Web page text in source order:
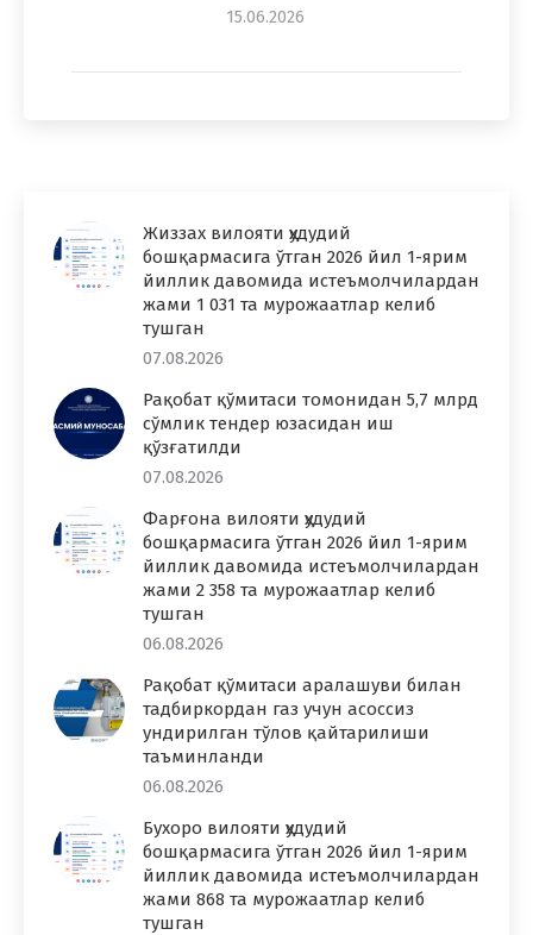
15.06.2026
Жиззах вилояти ҳудудий
бошқармасига ўтган 2026 йил 1-ярим
йиллик давомида истеъмолчилардан
жами 1 031 та мурожаатлар келиб
тушган
07.08.2026
Рақобат қўмитаси томонидан 5,7 млрд
сўмлик тендер юзасидан иш
қўзғатилди
07.08.2026
Фарғона вилояти ҳудудий
бошқармасига ўтган 2026 йил 1-ярим
йиллик давомида истеъмолчилардан
жами 2 358 та мурожаатлар келиб
тушган
06.08.2026
Рақобат қўмитаси аралашуви билан
тадбиркордан газ учун асоссиз
ундирилган тўлов қайтарилиши
таъминланди
06.08.2026
Бухоро вилояти ҳудудий
бошқармасига ўтган 2026 йил 1-ярим
йиллик давомида истеъмолчилардан
жами 868 та мурожаатлар келиб
тушган